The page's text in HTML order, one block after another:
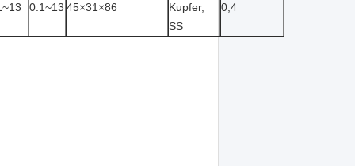
0.1~13 45×31×86
Kupfer,
SS
0,4